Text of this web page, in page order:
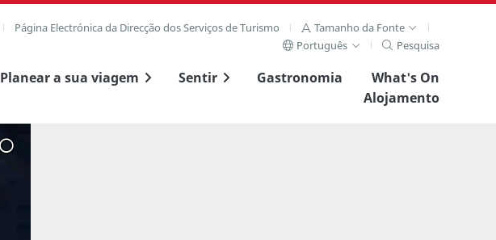
Página Electrónica da Direcção dos Serviços de Turismo
Tamanho da Fonte
Português
Pesquisa
Planear a sua viagem Sentir Gastronomia
What's On
Alojamento